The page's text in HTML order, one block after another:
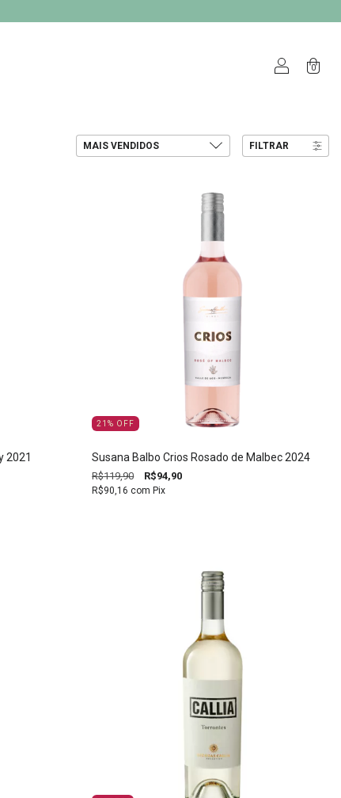
0
FILTRAR
2021
21% OFF
Susana Balbo Crios Rosado de Malbec 2024
R$119,90 R$94,90
R$90,16com Pix